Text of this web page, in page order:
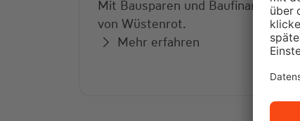
Mit Bausparen und Baufinanzierung
von Wüstenrot.
Mehr erfahren